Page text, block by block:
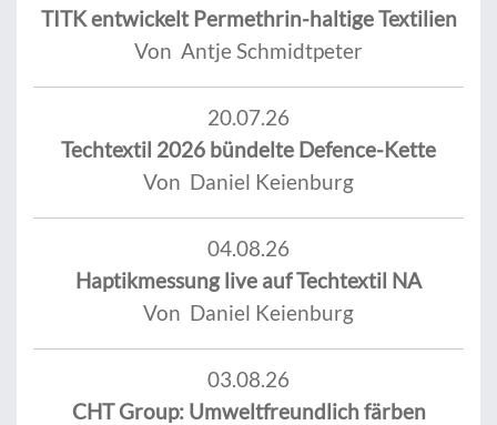
TITK entwickelt Permethrin-haltige Textilien
Von Antje Schmidtpeter
20.07.26
Techtextil 2026 bündelte Defence-Kette
Von Daniel Keienburg
04.08.26
Haptikmessung live auf Techtextil NA
Von Daniel Keienburg
03.08.26
CHT Group: Umweltfreundlich färben